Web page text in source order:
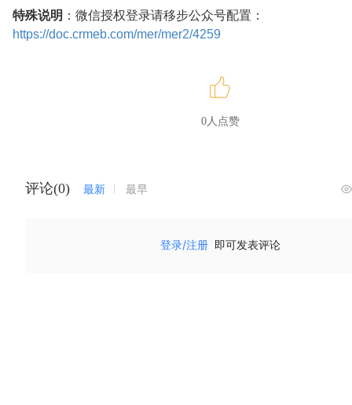
特殊说明 ：微信授权登录请移步公众号配置：
https://doc.crmeb.com/mer/mer2/4259
0人点赞
评论(0) 最新 最早
登录/注册 即可发表评论